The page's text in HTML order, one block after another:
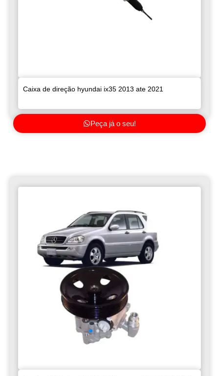
Caixa de direção hyundai ix35 2013 ate 2021
Peça já o seu!